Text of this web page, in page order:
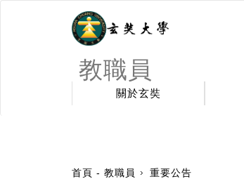
教職員
關於玄奘
首頁 - 教職員 重要公告